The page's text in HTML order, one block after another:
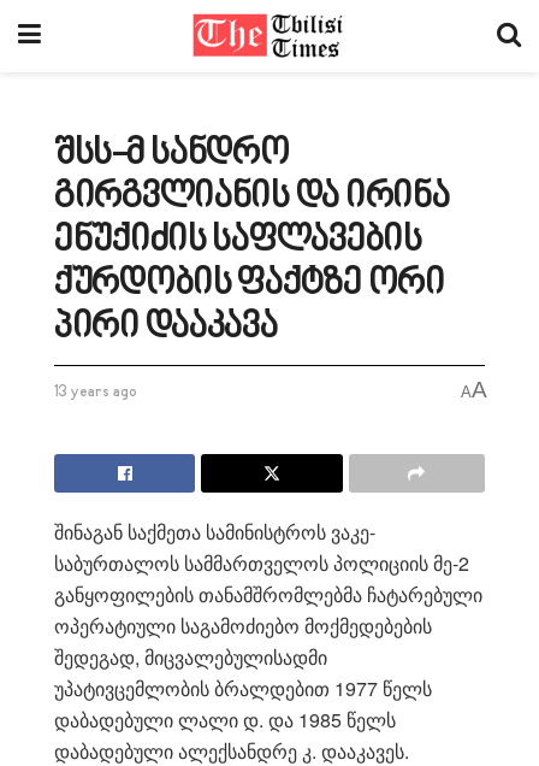
შსს-მ სანდრო
გირგვლიანის და ირინა
ენუქიძის საფლავების
ქურდობის ფაქტზე ორი
პირი დააკავა
13 years ago AA
შინაგან საქმეთა სამინისტროს ვაკე-
საბურთალოს სამმართველოს პოლიციის მე-2
განყოფილების თანამშრომლებმა ჩატარებული
ოპერატიული საგამოძიებო მოქმედებების
შედეგად, მიცვალებულისადმი
უპატივცემლობის ბრალდებით 1977 წელს
დაბადებული ლალი დ. და 1985 წელს
დაბადებული ალექსანდრე კ. დააკავეს.